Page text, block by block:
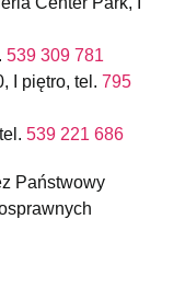
539 309 781
I piętro, tel. 795
539 221 686
Państwowy